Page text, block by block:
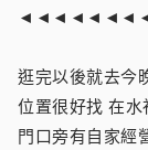
逛完以後就去今
位置很好找 在
門口旁有自家經